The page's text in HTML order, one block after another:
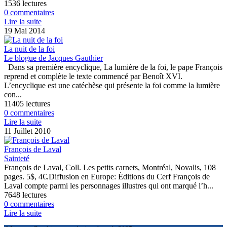
1536 lectures
0 commentaires
Lire la suite
19 Mai 2014
La nuit de la foi
Le blogue de Jacques Gauthier
Dans sa première encyclique, La lumière de la foi, le pape François
reprend et complète le texte commencé par Benoît XVI.
L’encyclique est une catéchèse qui présente la foi comme la lumière
con...
11405 lectures
0 commentaires
Lire la suite
11 Juillet 2010
François de Laval
Sainteté
François de Laval, Coll. Les petits carnets, Montréal, Novalis, 108
pages. 5$, 4€.Diffusion en Europe: Éditions du Cerf François de
Laval compte parmi les personnages illustres qui ont marqué l’h...
7648 lectures
0 commentaires
Lire la suite